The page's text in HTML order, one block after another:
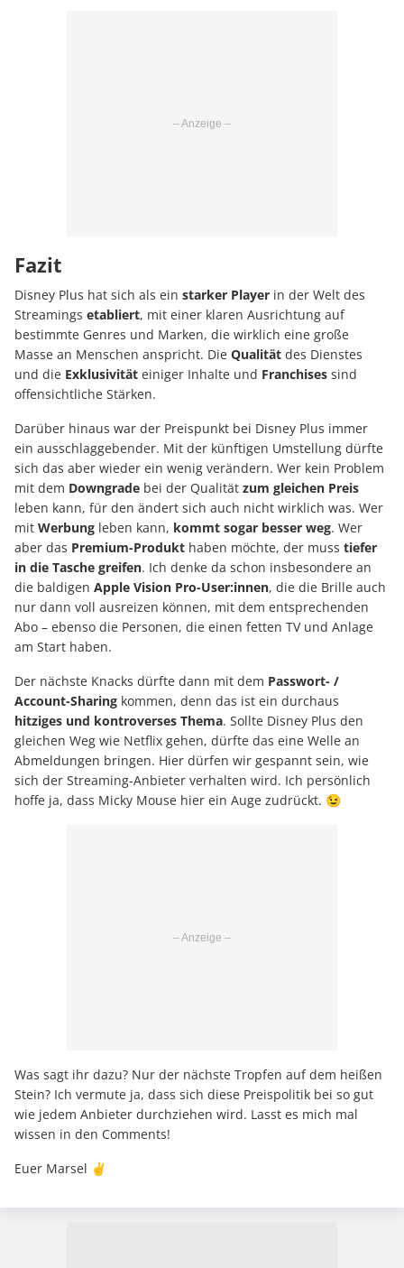
Fazit
Disney Plus hat sich als ein starker Player in der Welt des
Streamings etabliert, mit einer klaren Ausrichtung auf
bestimmte Genres und Marken, die wirklich eine große
Masse an Menschen anspricht. Die Qualität des Dienstes
und die Exklusivität einiger Inhalte und Franchises sind
offensichtliche Stärken.
Darüber hinaus war der Preispunkt bei Disney Plus immer
ein ausschlaggebender. Mit der künftigen Umstellung dürfte
sich das aber wieder ein wenig verändern. Wer kein Problem
mit dem Downgrade bei der Qualität zum gleichen Preis
leben kann, für den ändert sich auch nicht wirklich was. Wer
mit Werbung leben kann, kommt sogar besser weg. Wer
aber das Premium-Produkt haben möchte, der muss tiefer
in die Tasche greifen. Ich denke da schon insbesondere an
die baldigen Apple Vision Pro-User:innen, die die Brille auch
nur dann voll ausreizen können, mit dem entsprechenden
Abo – ebenso die Personen, die einen fetten TV und Anlage
am Start haben.
Der nächste Knacks dürfte dann mit dem Passwort- /
Account-Sharing kommen, denn das ist ein durchaus
hitziges und kontroverses Thema. Sollte Disney Plus den
gleichen Weg wie Netflix gehen, dürfte das eine Welle an
Abmeldungen bringen. Hier dürfen wir gespannt sein, wie
sich der Streaming-Anbieter verhalten wird. Ich persönlich
hoffe ja, dass Micky Mouse hier ein Auge zudrückt. 😉
Was sagt ihr dazu? Nur der nächste Tropfen auf dem heißen
Stein? Ich vermute ja, dass sich diese Preispolitik bei so gut
wie jedem Anbieter durchziehen wird. Lasst es mich mal
wissen in den Comments!
Euer Marsel ✌️